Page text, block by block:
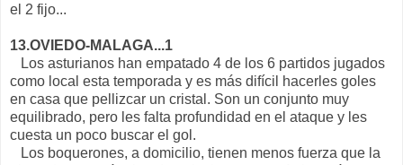
el 2 fijo...
13.OVIEDO-MALAGA...1
Los asturianos han empatado 4 de los 6 partidos jugados
como local esta temporada y es más difícil hacerles goles
en casa que pellizcar un cristal. Son un conjunto muy
equilibrado, pero les falta profundidad en el ataque y les
cuesta un poco buscar el gol.
Los boquerones, a domicilio, tienen menos fuerza que la